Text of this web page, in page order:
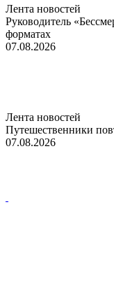
Лента новостей
Руководитель
форматах
07.08.2026
Лента новостей
Путешественники
07.08.2026